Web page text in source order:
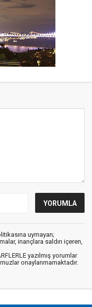
uymayan;
inançlara saldırı içeren,
yazılmış yorumlar
onaylanmamaktadır.